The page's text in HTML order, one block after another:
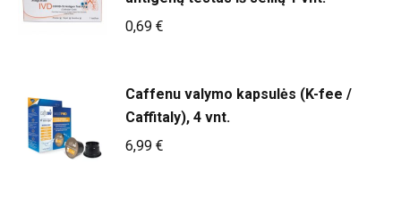
0,69 €
Caffenu valymo kapsulės (K-fee /
Caffitaly), 4 vnt.
6,99 €